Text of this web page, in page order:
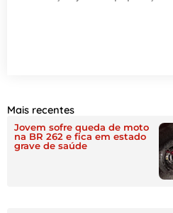
Mais recentes
Jovem sofre queda de moto
na BR 262 e fica em estado
grave de saúde